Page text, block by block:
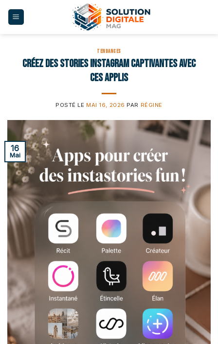
TENDANCES
Créez des stories Instagram captivantes avec
ces applis
POSTÉ LE MAI 16, 2026 PAR RÉGINE
16
Mai